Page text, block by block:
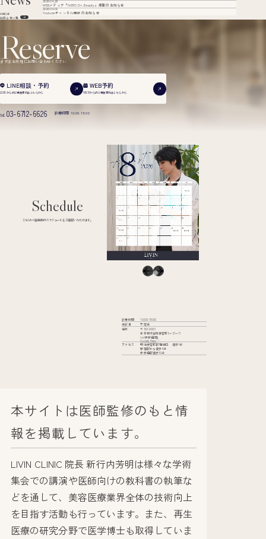
お知らせ
お知らせ一覧
2026.04.29
WEBメディア「NERO Dr. Beauty」掲載のお知らせ
2026.04.02
Youtubeチャンネル開設のお知らせ
Reserve
まずはお気軽にお問い合わせください
LINE相談・予約
LINEからのご来院予約は こちらから
WEB予約
WEBからのご来院予約は こちらから
tel. 03-6712-6626 診療時間 10:00-19:00
Schedule
こちらから各医師のスケジュールをご確認いただけます。
診療時間
10:00-19:00
休診日
不定休
住所
〒150-0001
東京都渋谷区神宮前6−31−11
iori表参道2階
Google Maps
アクセス
明治神宮前駅7番出口 徒歩1分
原宿駅から徒歩4分
表参道駅徒歩10分
本サイトは医師監修のもと情
報を掲載しています。
LIVIN CLINIC 院長 新行内芳明は様々な学術
集会での講演や医師向けの教科書の執筆な
どを通して、美容医療業界全体の技術向上
を目指す活動も行っています。また、再生
医療の研究分野で医学博士も取得していま